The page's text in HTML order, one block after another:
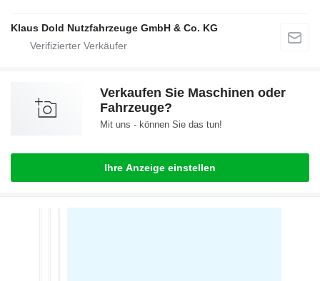
Klaus Dold Nutzfahrzeuge GmbH & Co. KG
Verkaufen Sie Maschinen oder
Fahrzeuge?
Mit uns - können Sie das tun!
Ihre Anzeige einstellen